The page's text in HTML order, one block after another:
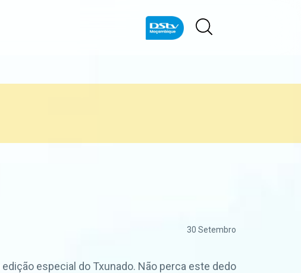
30 Setembro
especial do Txunado. Não perca este dedo